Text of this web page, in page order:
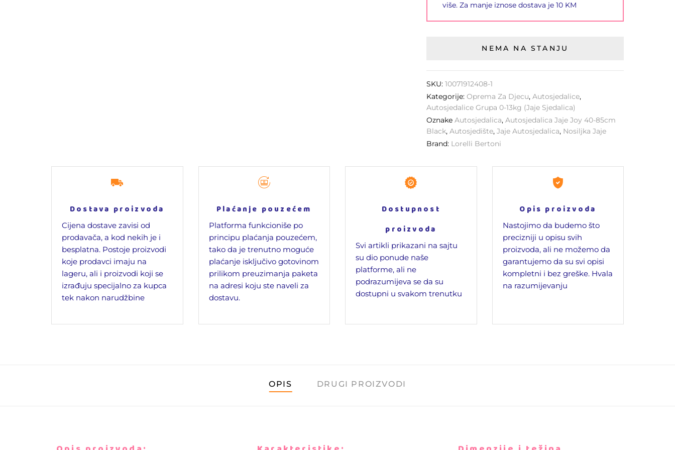
više. Za manje iznose dostava je 10 KM
NEMA NA STANJU
SKU:10071912408-1
Kategorije:Oprema Za Djecu,Autosjedalice,
Autosjedalice Grupa 0-13kg (jaje Sjedalica)
OznakeAutosjedalica,Autosjedalica Jaje Joy 40-85cm
Black,Autosjedište,Jaje Autosjedalica, Nosiljka Jaje
Brand: Lorelli Bertoni
Dostava proizvoda
Cijena dostave zavisi od
prodavača, a kod nekih je i
besplatna. Postoje proizvodi
koje prodavci imaju na
lageru, ali i proizvodi koji se
izrađuju specijalno za kupca
tek nakon narudžbine
Plaćanje pouzećem
Platforma funkcioniše po
principu plaćanja pouzećem,
tako da je trenutno moguće
plaćanje isključivo gotovinom
prilikom preuzimanja paketa
na adresi koju ste naveli za
dostavu.
Dostupnost
proizvoda
Svi artikli prikazani na sajtu
su dio ponude naše
platforme, ali ne
podrazumijeva se da su
dostupni u svakom trenutku
Opis proizvoda
Nastojimo da budemo što
precizniji u opisu svih
proizvoda, ali ne možemo da
garantujemo da su svi opisi
kompletni i bez greške. Hvala
na razumijevanju
OPIS DRUGI PROIZVODI